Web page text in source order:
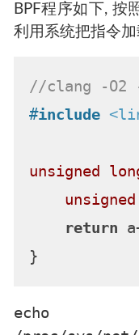
BPF程序如下, 按
利用系统把指令
//clang -
#include
unsigned
unsigned
return